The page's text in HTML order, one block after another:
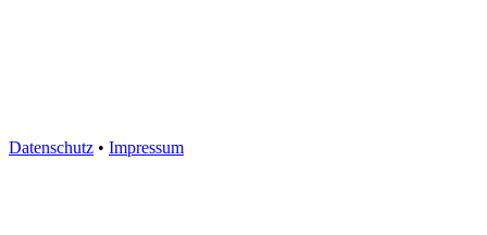
Datenschutz • Impressum